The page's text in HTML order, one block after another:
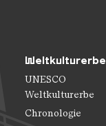
Weltkulturerbe
UNESCO
Weltkulturerbe
Chronologie